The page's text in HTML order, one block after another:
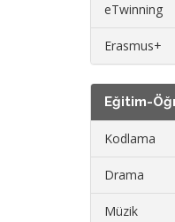
eTwinning
Erasmus+
Eğitim-
Kodlama
Drama
Müzik